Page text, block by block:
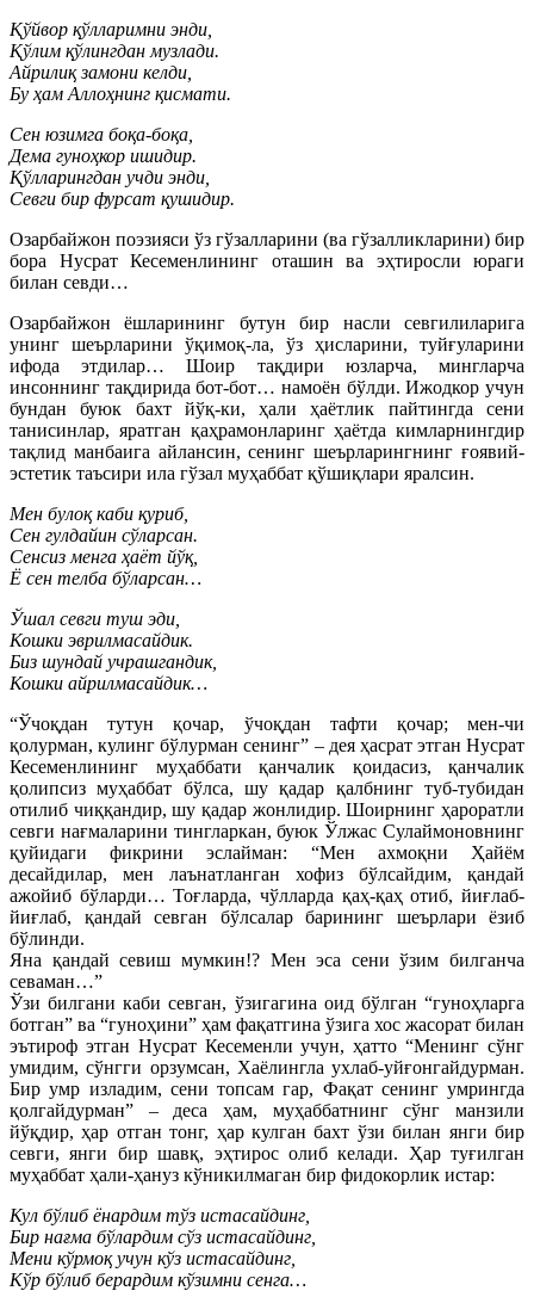
Қўйвор қўлларимни энди,
Қўлим қўлингдан музлади.
Айрилиқ замони келди,
Бу ҳам Аллоҳнинг қисмати.
Сен юзимга боқа-боқа,
Дема гуноҳкор ишидир.
Қўлларингдан учди энди,
Севги бир фурсат қушидир.
Озарбайжон поэзияси ўз гўзалларини (ва гўзалликларини) бир
бора Нусрат Кесеменлининг оташин ва эҳтиросли юраги
билан севди…
Озарбайжон ёшларининг бутун бир насли севгилиларига
унинг шеърларини ўқимоқ-ла, ўз ҳисларини, туйғуларини
ифода этдилар… Шоир тақдири юзларча, мингларча
инсоннинг тақдирида бот-бот… намоён бўлди. Ижодкор учун
бундан буюк бахт йўқ-ки, ҳали ҳаётлик пайтингда сени
танисинлар, яратган қаҳрамонларинг ҳаётда кимларнингдир
тақлид манбаига айлансин, сенинг шеърларингнинг ғоявий-
эстетик таъсири ила гўзал муҳаббат қўшиқлари яралсин.
Мен булоқ каби қуриб,
Сен гулдайин сўларсан.
Сенсиз менга ҳаёт йўқ,
Ё сен телба бўларсан…
Ўшал севги туш эди,
Кошки эврилмасайдик.
Биз шундай учрашгандик,
Кошки айрилмасайдик…
“Ўчоқдан тутун қочар, ўчоқдан тафти қочар; мен-чи
қолурман, кулинг бўлурман сенинг” – дея ҳасрат этган Нусрат
Кесеменлининг муҳаббати қанчалик қоидасиз, қанчалик
қолипсиз муҳаббат бўлса, шу қадар қалбнинг туб-тубидан
отилиб чиққандир, шу қадар жонлидир. Шоирнинг ҳароратли
севги нағмаларини тингларкан, буюк Ўлжас Сулаймоновнинг
қуйидаги фикрини эслайман: “Мен ахмоқни Ҳайём
десайдилар, мен лаънатланган хофиз бўлсайдим, қандай
ажойиб бўларди… Тоғларда, чўлларда қаҳ-қаҳ отиб, йиғлаб-
йиғлаб, қандай севган бўлсалар барининг шеърлари ёзиб
бўлинди.
Яна қандай севиш мумкин!? Мен эса сени ўзим билганча
севаман…”
Ўзи билгани каби севган, ўзигагина оид бўлган “гуноҳларга
ботган” ва “гуноҳини” ҳам фақатгина ўзига хос жасорат билан
эътироф этган Нусрат Кесеменли учун, ҳатто “Менинг сўнг
умидим, сўнгги орзумсан, Хаёлингла ухлаб-уйғонгайдурман.
Бир умр изладим, сени топсам гар, Фақат сенинг умрингда
қолгайдурман” – деса ҳам, муҳаббатнинг сўнг манзили
йўқдир, ҳар отган тонг, ҳар кулган бахт ўзи билан янги бир
севги, янги бир шавқ, эҳтирос олиб келади. Ҳар туғилган
муҳаббат ҳали-ҳануз кўникилмаган бир фидокорлик истар:
Кул бўлиб ёнардим тўз истасайдинг,
Бир нағма бўлардим сўз истасайдинг,
Мени кўрмоқ учун кўз истасайдинг,
Кўр бўлиб берардим кўзимни сенга…